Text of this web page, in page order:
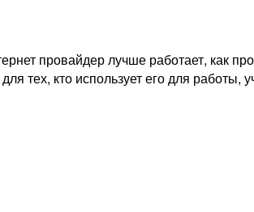
провайдер лучше работает, как
тех, кто использует его для работы,